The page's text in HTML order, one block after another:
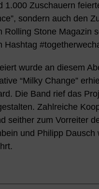
1.000 Zuschauern
sondern auch den
Rolling Stone Magazin
Hashtag
wurde an diesem
“Milky Change”
Die Band rief das
Zahlreiche
seither zum Vorreiter
und Philipp